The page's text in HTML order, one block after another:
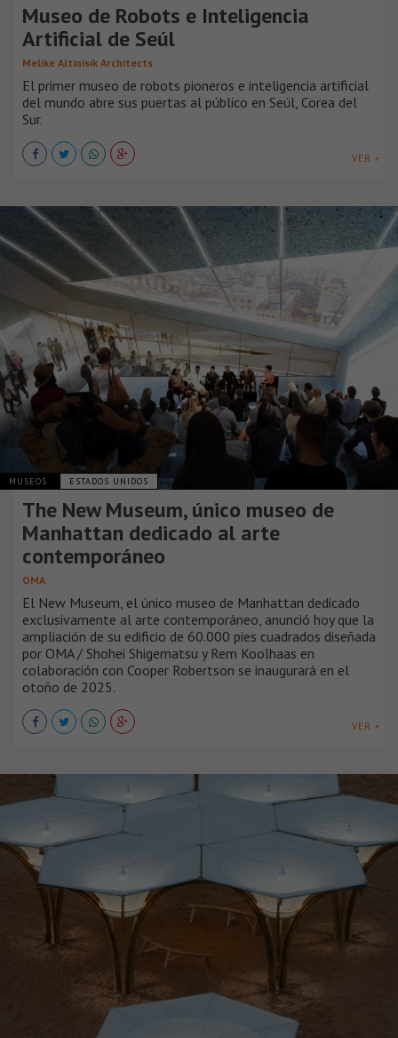
Museo de Robots e Inteligencia
Artificial de Seúl
Melike Altinisik Architects
El primer museo de robots pioneros e inteligencia artificial
del mundo abre sus puertas al público en Seúl, Corea del
Sur.
VER +
MUSEOS ESTADOS UNIDOS
The New Museum, único museo de
Manhattan dedicado al arte
contemporáneo
OMA
El New Museum, el único museo de Manhattan dedicado
exclusivamente al arte contemporáneo, anunció hoy que la
ampliación de su edificio de 60.000 pies cuadrados diseñada
por OMA / Shohei Shigematsu y Rem Koolhaas en
colaboración con Cooper Robertson se inaugurará en el
otoño de 2025.
VER +